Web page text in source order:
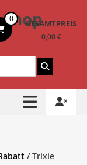
0 GESAMTPREIS
0,00 €
/ Trixie